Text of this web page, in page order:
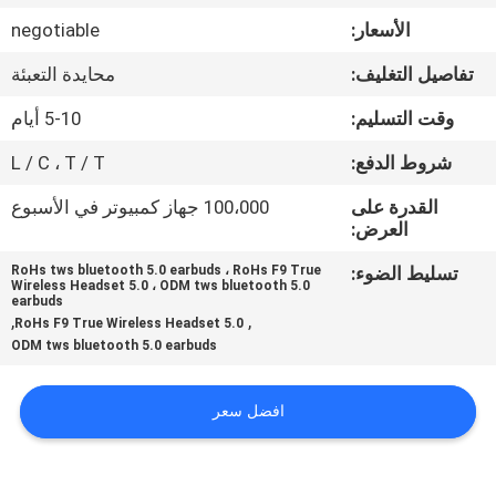
مراقبة
الجودة
اتصل
أخبار
خريطة
الموقع
الأسعار:
negotiable
تفاصيل التغليف:
محايدة التعبئة
وقت التسليم:
5-10 أيام
شروط الدفع:
L / C ، T / T
القدرة على
العرض:
100،000 جهاز كمبيوتر في الأسبوع
تسليط الضوء:
RoHs tws bluetooth 5.0 earbuds ، RoHs F9 True
Wireless Headset 5.0 ، ODM tws bluetooth 5.0
earbuds
,
RoHs F9 True Wireless Headset 5.0
,
ODM tws bluetooth 5.0 earbuds
افضل سعر